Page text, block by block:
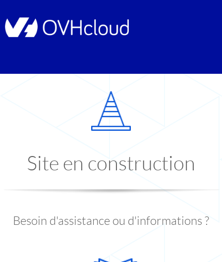
Site en construction
Besoin d'assistance ou d'informations ?